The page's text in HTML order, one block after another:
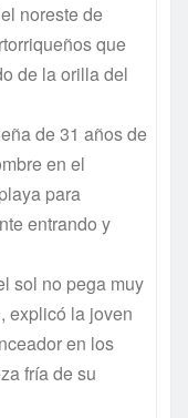
noreste de
que
de la orilla del
de 31 años de
en el
para
entrando y
sol no pega muy
explicó la joven
en los
fría de su